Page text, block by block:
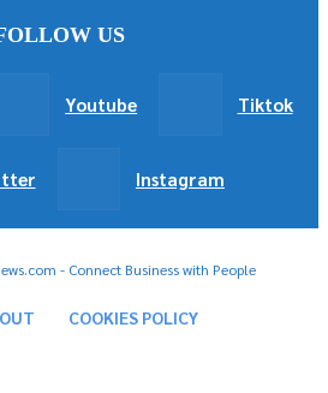
US
Youtube Tiktok
Instagram
- Connect Business with People
COOKIES POLICY